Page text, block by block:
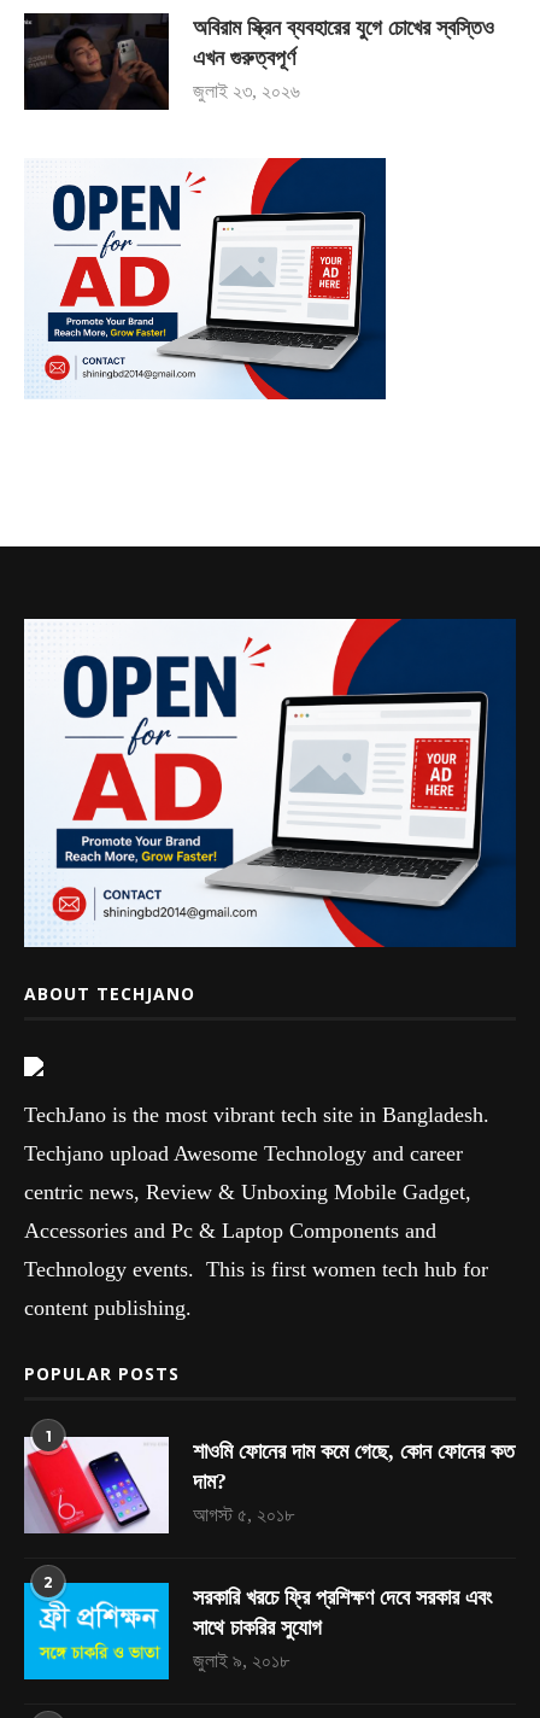
অবিরাম স্ক্রিন ব্যবহারের যুগে চোখের স্বস্তিও
এখন গুরুত্বপূর্ণ
জুলাই ২৩, ২০২৬
ABOUT TECHJANO
TechJano is the most vibrant tech site in Bangladesh.
Techjano upload Awesome Technology and career
centric news, Review & Unboxing Mobile Gadget,
Accessories and Pc & Laptop Components and
Technology events. This is first women tech hub for
content publishing.
POPULAR POSTS
1
শাওমি ফোনের দাম কমে গেছে, কোন ফোনের কত
দাম?
আগস্ট ৫, ২০১৮
2
সরকারি খরচে ফ্রি প্রশিক্ষণ দেবে সরকার এবং
সাথে চাকরির সুযোগ
জুলাই ৯, ২০১৮